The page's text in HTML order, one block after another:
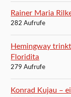
Rainer Maria
282 Aufrufe
Hemingway
Floridita
279 Aufrufe
Konrad Kujau –